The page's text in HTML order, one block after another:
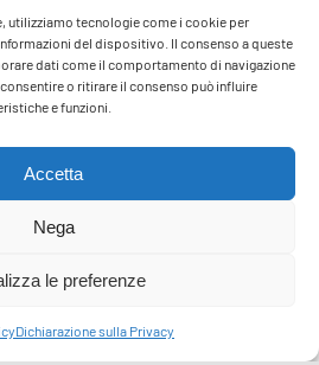
utilizziamo tecnologie come i cookie per
del dispositivo. Il consenso a queste
dati come il comportamento di navigazione
o ritirare il consenso può influire
e funzioni.
Accetta
Nega
le preferenze
Dichiarazione sulla Privacy